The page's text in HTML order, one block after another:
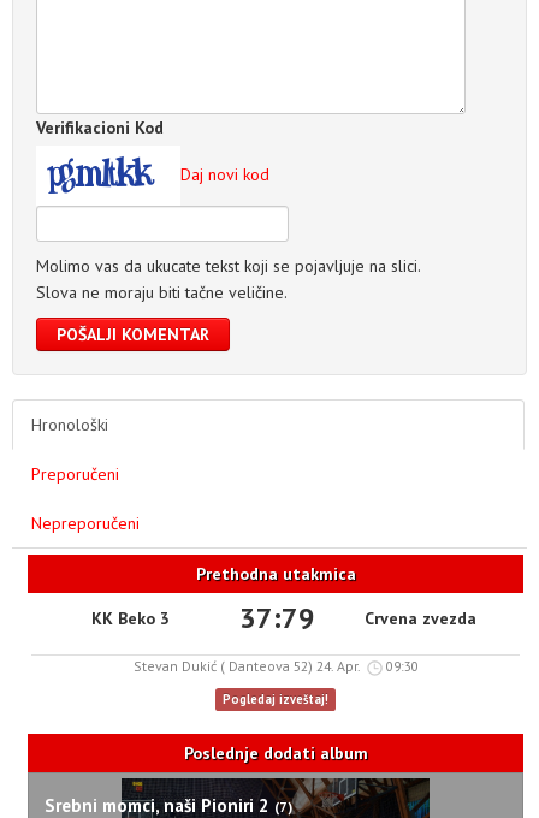
Verifikacioni Kod
Daj novi kod
Molimo vas da ukucate tekst koji se pojavljuje na slici.
Slova ne moraju biti tačne veličine.
POŠALJI KOMENTAR
Hronološki
Preporučeni
Nepreporučeni
Prethodna utakmica
KK Beko 3 37:79 Crvena zvezda
Stevan Dukić ( Danteova 52) 24. Apr. 09:30
Pogledaj izveštaj!
Poslednje dodati album
Srebni momci, naši Pioniri 2 (7)